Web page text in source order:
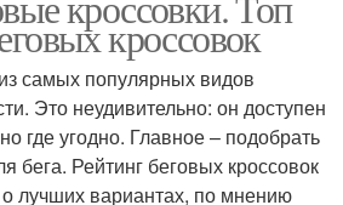
кроссовок
самых популярных видов
Это неудивительно: он доступен
где угодно. Главное – подобрать
бега. Рейтинг беговых кроссовок
о лучших вариантах, по мнению